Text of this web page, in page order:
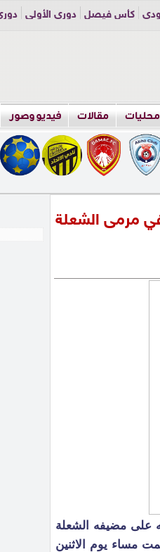
كأس فيصل دوري الأولى
محليات مقالات فيديو وصور
مرمى الشعلة
على مضيفه الشعلة
مساء يوم الاثنين